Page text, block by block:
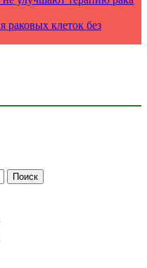
раковых клеток без